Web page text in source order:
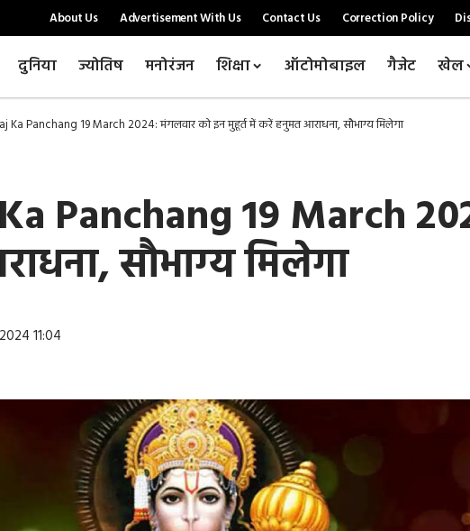
About Us Advertisement With Us Contact Us Correction Policy
दुनिया ज्योतिष मनोरंजन शिक्षा ऑटोमोबाइल गैजेट खेल
Ka Panchang 19 March 2024: मंगलवार को इन मुहूर्त में करें हनुमत आराधना, सौभाग्य मिलेगा
Panchang 19 March
सौभाग्य मिलेगा
11:04